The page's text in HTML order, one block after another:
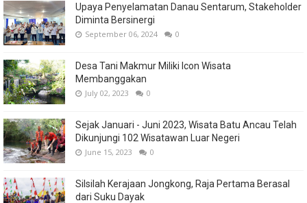
Upaya Penyelamatan Danau Sentarum, Stakeholder
Diminta Bersinergi
September 06, 2024 0
Desa Tani Makmur Miliki Icon Wisata
Membanggakan
July 02, 2023 0
Sejak Januari - Juni 2023, Wisata Batu Ancau Telah
Dikunjungi 102 Wisatawan Luar Negeri
June 15, 2023 0
Silsilah Kerajaan Jongkong, Raja Pertama Berasal
dari Suku Dayak